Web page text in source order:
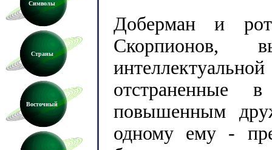
Символы
Страны
Восточный
Доберман и
Скорпионов,
отстраненные
повышенным
одному ему -